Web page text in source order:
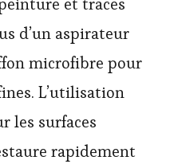
et traces
d’un aspirateur
microfibre pour
L’utilisation
les surfaces
rapidement